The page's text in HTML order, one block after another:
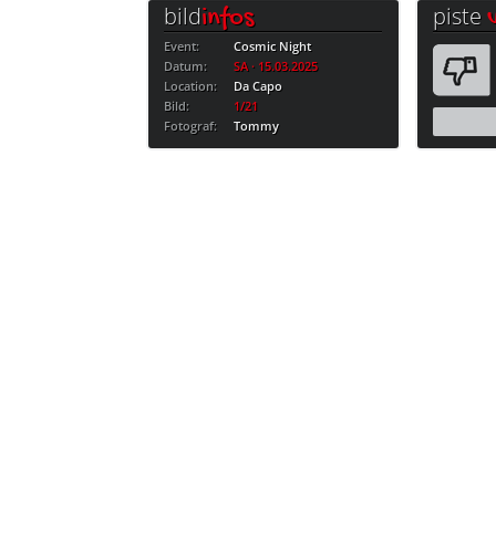
bildinfos
Event:
Cosmic Night
Datum:
SA · 15.03.2025
Location:
Da Capo
Bild:
1/21
Fotograf:
Tommy
piste